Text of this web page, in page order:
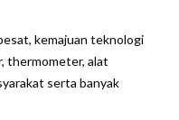
kemajuan teknologi
thermometer, alat
serta banyak